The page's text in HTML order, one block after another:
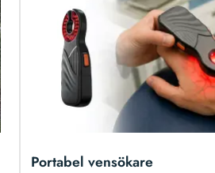
Portabel vensökare